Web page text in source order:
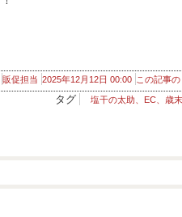
販促担当 2025年12月12日 00:00 この記事
タグ 塩干の太助、EC、歳